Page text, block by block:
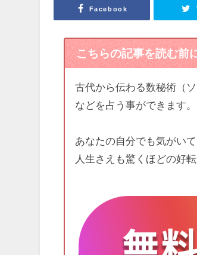
Facebook
こちらの記事を読む前
古代から伝わる数秘術（
などを占う事ができます。
あなたの自分でも気がい
人生さえも驚くほどの好